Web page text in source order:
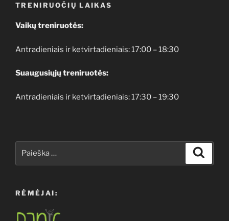
TRENIRUOČIŲ LAIKAS
Vaikų treniruotės:
Antradieniais ir ketvirtadieniais: 17:00 – 18:30
Suaugusiųjų treniruotės:
Antradieniais ir ketvirtadieniais: 17:30 – 19:30
RĖMĖJAI: